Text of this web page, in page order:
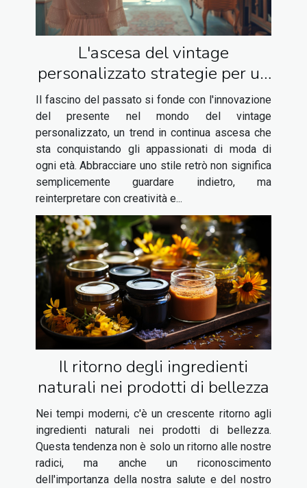
L'ascesa del vintage
personalizzato strategie per un
look retrò unico
Il fascino del passato si fonde con l'innovazione
del presente nel mondo del vintage
personalizzato, un trend in continua ascesa che
sta conquistando gli appassionati di moda di
ogni età. Abbracciare uno stile retrò non significa
semplicemente guardare indietro, ma
reinterpretare con creatività e...
Il ritorno degli ingredienti
naturali nei prodotti di bellezza
Nei tempi moderni, c'è un crescente ritorno agli
ingredienti naturali nei prodotti di bellezza.
Questa tendenza non è solo un ritorno alle nostre
radici, ma anche un riconoscimento
dell'importanza della nostra salute e del nostro